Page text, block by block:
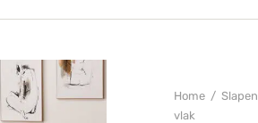
Home / Slapen
vlak